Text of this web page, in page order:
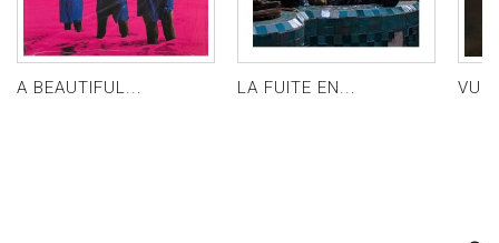
A BEAUTIFUL... LA FUITE EN...